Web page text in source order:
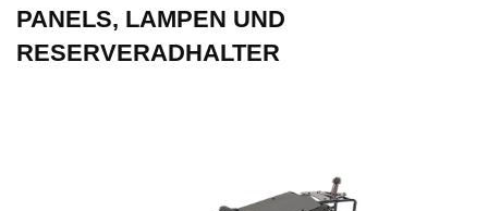
PANELS, LAMPEN UND
RESERVERADHALTER